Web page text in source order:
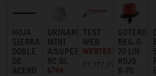
HOJA
SIERRA
DOBLE
DE
ACERO
URINARIO
MINI
A/SUPERIOR
RC BL
6704
TEST
WEB
WEBTEST
77.777,77 €
GOTERO
REG. 0-
70 L/H
ROJO
R-70